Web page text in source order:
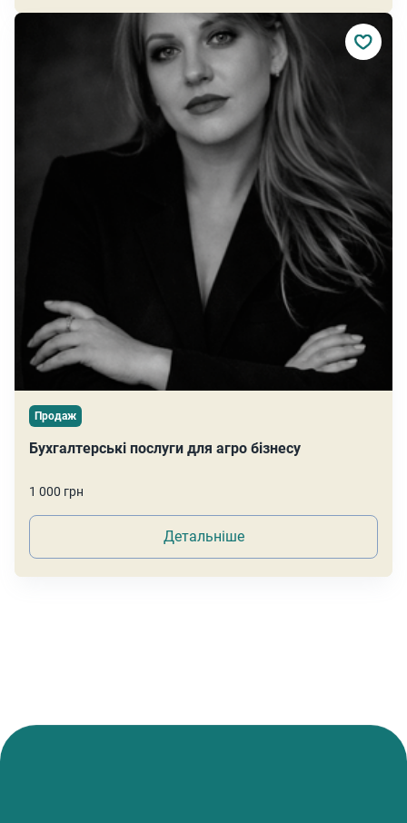
Продаж
Бухгалтерські послуги для агро бізнесу
1 000 грн
Детальніше